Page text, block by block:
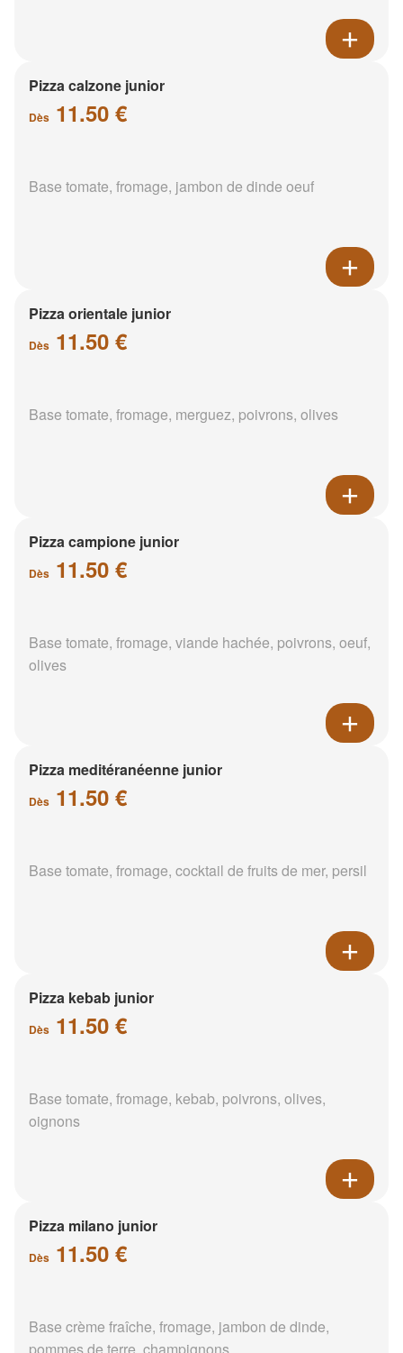
Pizza calzone junior
Dès 11.50 €
Base tomate, fromage, jambon de dinde oeuf
Pizza orientale junior
Dès 11.50 €
Base tomate, fromage, merguez, poivrons, olives
Pizza campione junior
Dès 11.50 €
Base tomate, fromage, viande hachée, poivrons, oeuf,
olives
Pizza meditéranéenne junior
Dès 11.50 €
Base tomate, fromage, cocktail de fruits de mer, persil
Pizza kebab junior
Dès 11.50 €
Base tomate, fromage, kebab, poivrons, olives,
oignons
Pizza milano junior
Dès 11.50 €
Base crème fraîche, fromage, jambon de dinde,
pommes de terre, champignons